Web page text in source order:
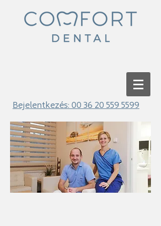
Bejelentkezés: 00 36 20 559 5599